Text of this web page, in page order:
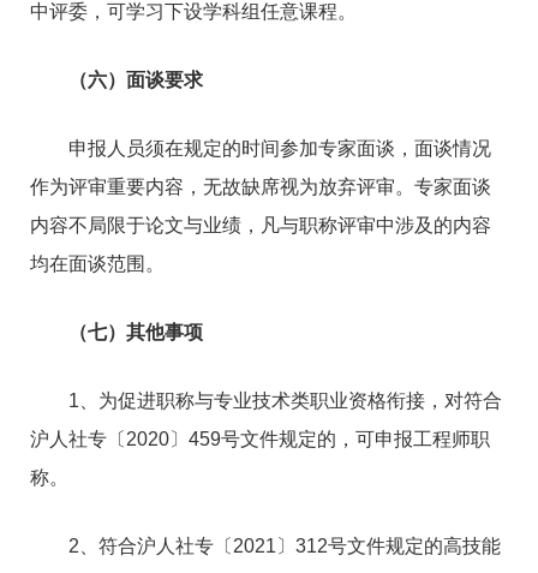
中评委，可学习下设学科组任意课程。
（六）面谈要求
申报人员须在规定的时间参加专家面谈，面谈情况
作为评审重要内容，无故缺席视为放弃评审。专家面谈
内容不局限于论文与业绩，凡与职称评审中涉及的内容
均在面谈范围。
（七）其他事项
1、为促进职称与专业技术类职业资格衔接，对符合
沪人社专〔2020〕459号文件规定的，可申报工程师职
称。
2、符合沪人社专〔2021〕312号文件规定的高技能